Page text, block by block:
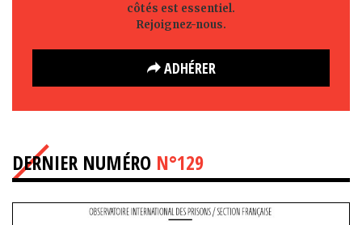
côtés est essentiel.
Rejoignez-nous.
ADHÉRER
DERNIER NUMÉRO N°129